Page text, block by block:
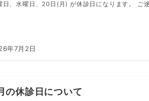
日、水曜日、20日(月) が休診日になります。 ご
年7月2日
の休診日について